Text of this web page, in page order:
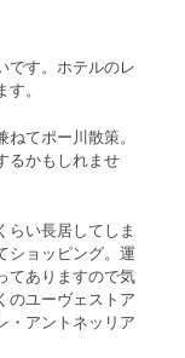
です。ホテルのレ
。
てポー川散策。
るかもしれませ
らい長居してしま
ショッピング。運
てありますので気
のユーヴェストア
・アントネッリア